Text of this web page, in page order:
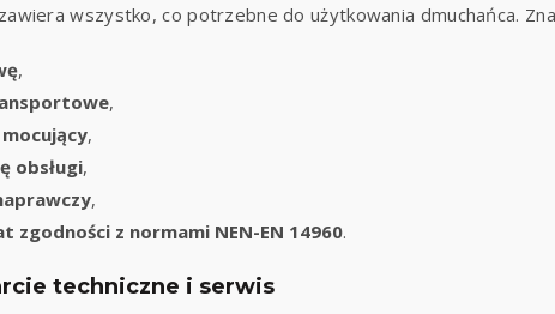
wszystko, co potrzebne do użytkowania dmuchańca.
,
,
,
obsługi,
,
zgodności z normami NEN-EN 14960.
techniczne i serwis